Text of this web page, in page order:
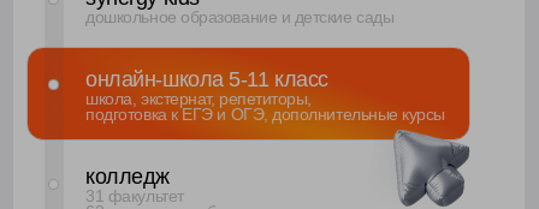
интересно